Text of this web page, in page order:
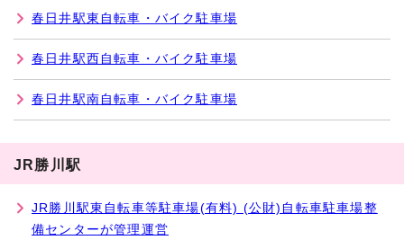
春日井駅東自転車・バイク駐車場
春日井駅西自転車・バイク駐車場
春日井駅南自転車・バイク駐車場
JR勝川駅
JR勝川駅東自転車等駐車場(有料) (公財)自転車駐車場整
備センターが管理運営